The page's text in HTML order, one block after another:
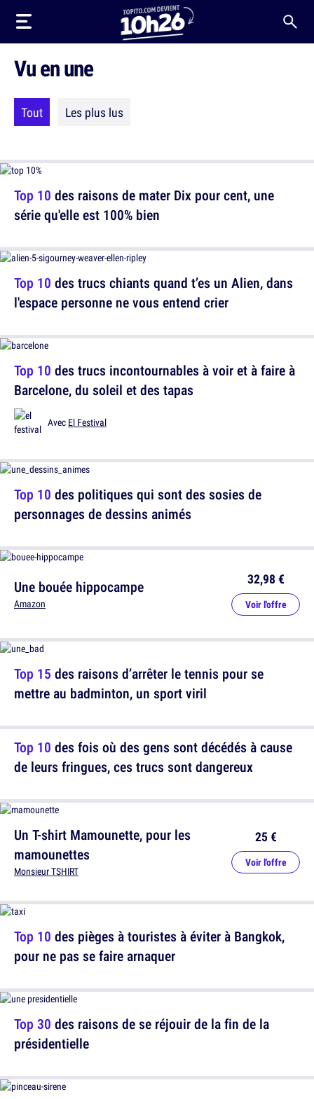
Vu en une
Tout Les plus lus
Top 10 des raisons de mater Dix pour cent, une
série qu'elle est 100% bien
Top 10 des trucs incontournables à voir et à faire à
Barcelone, du soleil et des tapas
Avec El Festival
Une bouée hippocampe
Amazon
32,98 €
Voir l'offre
Top 10 des fois où des gens sont décédés à cause
de leurs fringues, ces trucs sont dangereux
Top 10 des pièges à touristes à éviter à Bangkok,
pour ne pas se faire arnaquer
Top 10 des trucs chiants quand t’es un Alien, dans
l'espace personne ne vous entend crier
Top 10 des politiques qui sont des sosies de
personnages de dessins animés
Top 15 des raisons d’arrêter le tennis pour se
mettre au badminton, un sport viril
Un T-shirt Mamounette, pour les
mamounettes
Monsieur TSHIRT
25 €
Voir l'offre
Top 30 des raisons de se réjouir de la fin de la
présidentielle